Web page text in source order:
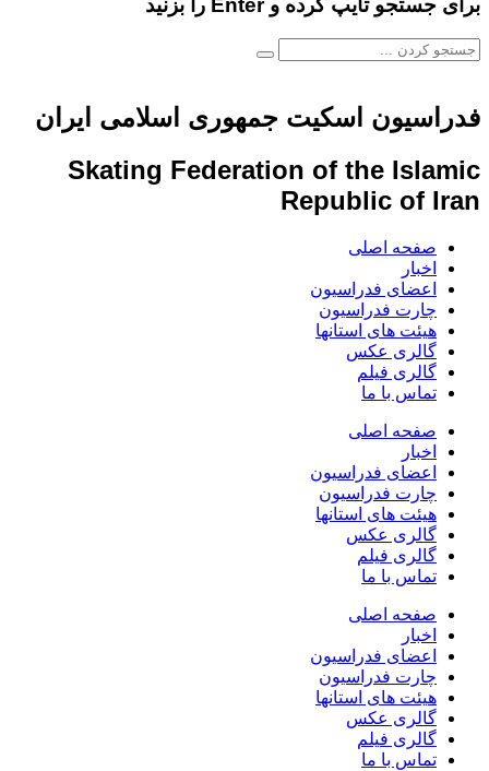
برای جستجو تایپ کرده و Enter را بزنید
فدراسیون اسکیت جمهوری اسلامی ایران
Skating Federation of the Islamic
Republic of Iran
صفحه اصلی
اخبار
اعضای فدراسیون
چارت فدراسیون
هیئت های استانها
گالری عکس
گالری فیلم
تماس با ما
صفحه اصلی
اخبار
اعضای فدراسیون
چارت فدراسیون
هیئت های استانها
گالری عکس
گالری فیلم
تماس با ما
صفحه اصلی
اخبار
اعضای فدراسیون
چارت فدراسیون
هیئت های استانها
گالری عکس
گالری فیلم
تماس با ما